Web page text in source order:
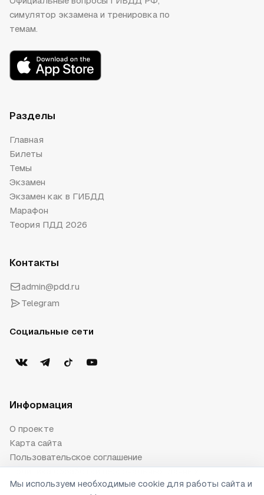
симулятор экзамена и тренировка по
темам.
Разделы
Главная
Билеты
Темы
Экзамен
Экзамен как в ГИБДД
Марафон
Теория ПДД 2026
Контакты
admin@pdd.ru
Telegram
Социальные сети
Информация
О проекте
Карта сайта
Пользовательское соглашение
Публичная оферта
Мы используем необходимые cookie для работы сайта и